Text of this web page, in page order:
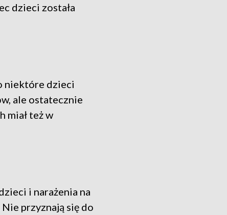
dzieci została
niektóre dzieci
ale ostatecznie
miał też w
i narażenia na
przyznają się do